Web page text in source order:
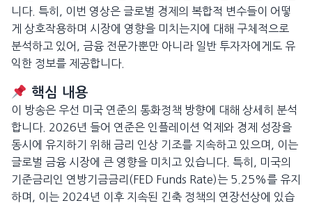
니다. 특히, 이번 영상은 글로벌 경제의 복합적 변수들이 어떻
게 상호작용하며 시장에 영향을 미치는지에 대해 구체적으로
분석하고 있어, 금융 전문가뿐만 아니라 일반 투자자에게도 유
익한 정보를 제공합니다.
핵심 내용
이 방송은 우선 미국 연준의 통화정책 방향에 대해 상세히 분석
합니다. 2026년 들어 연준은 인플레이션 억제와 경제 성장을
동시에 유지하기 위해 금리 인상 기조를 지속하고 있으며, 이는
글로벌 금융 시장에 큰 영향을 미치고 있습니다. 특히, 미국의
기준금리인 연방기금금리(FED Funds Rate)는 5.25%를 유지
하며, 이는 2024년 이후 지속된 긴축 정책의 연장선상에 있습